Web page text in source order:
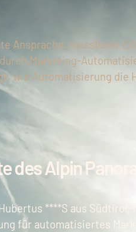
Ansprache, messbarer
Marketing-
wie Automatisierung die
des Alpin
****S aus
für automatisiertes